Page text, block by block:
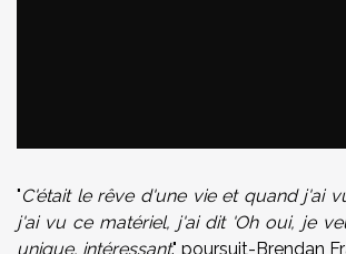
"C'était le rêve d'une vie et quand j'ai
j'ai vu ce matériel, j'ai dit 'Oh oui, je
unique, intéressant." poursuit-Brendan